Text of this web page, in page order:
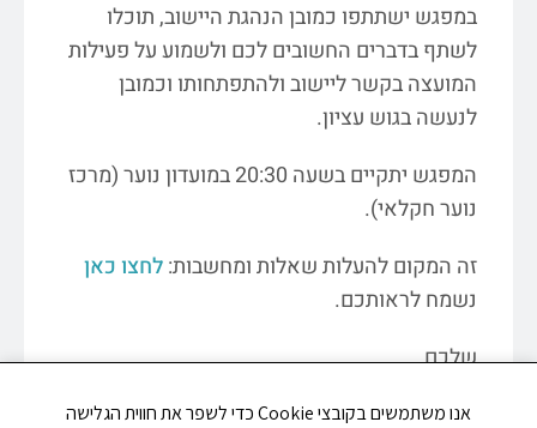
במפגש ישתתפו כמובן הנהגת היישוב, תוכלו
לשתף בדברים החשובים לכם ולשמוע על פעילות
המועצה בקשר ליישוב ולהתפתחותו וכמובן
לנעשה בגוש עציון.
המפגש יתקיים בשעה 20:30 במועדון נוער (מרכז
נוער חקלאי).
זה המקום להעלות שאלות ומחשבות:לחצו כאן
נשמח לראותכם.
שלכם,
אנו משתמשים בקובצי Cookie כדי לשפר את חווית הגלישה